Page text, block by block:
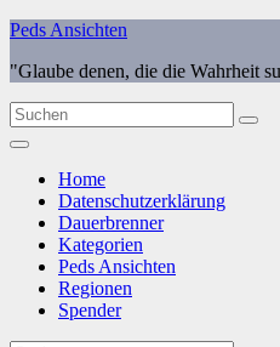
Zum
springen
Peds Ansichten
"Glaube denen, die die Wahrheit
Home
Datenschutzerklärung
Dauerbrenner
Kategorien
Peds Ansichten
Regionen
Spender